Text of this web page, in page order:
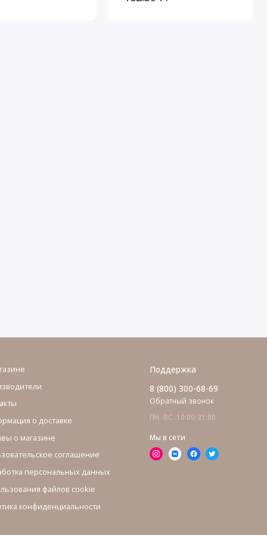
о доставке
о магазине
соглашение
персональных данных
файлов cookie
конфиденциальности
Поддержка
8 (800) 300-68-69
Обратный звонок
ПН.-ВС. 10:00-21:00
Мы в сети